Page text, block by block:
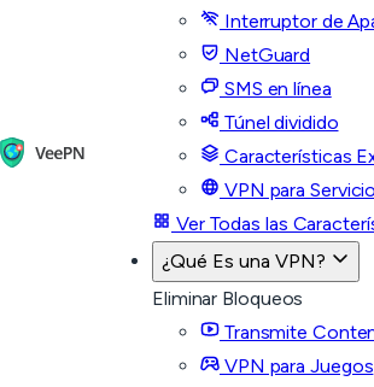
Interruptor de
NetGuard
SMS en línea
Túnel dividido
Características
VPN para
Ver Todas las
¿Qué Es una VPN?
Eliminar Bloqueos
Transmite
VPN para Juegos